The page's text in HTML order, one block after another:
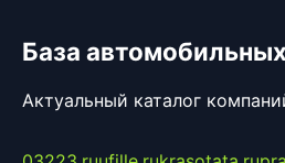
База
Актуальный каталог